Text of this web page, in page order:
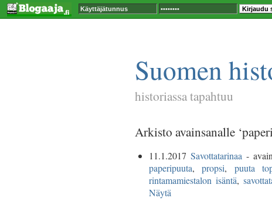
Suomen
historiassa tapahtuu
Arkisto avainsanalle
11.1.2017 Savottatarinaa -
paperipuuta, propsi, puuta
rintamamiestalon isäntä,
Näytä